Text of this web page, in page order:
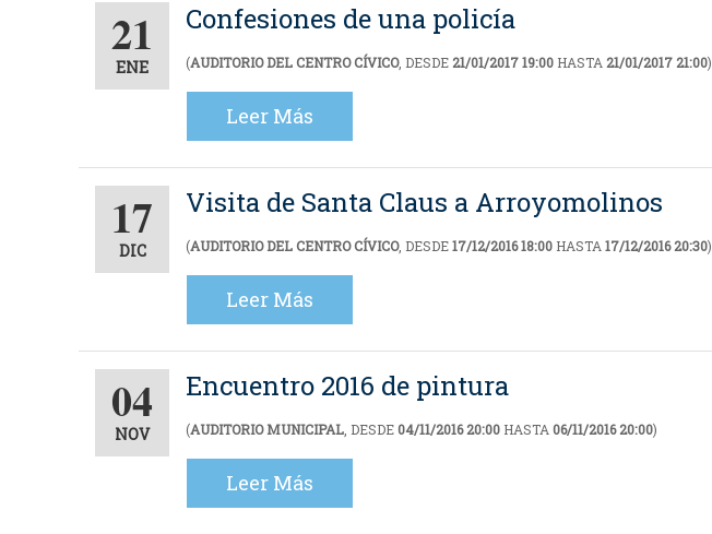
21
ENE
Confesiones de una policía
(AUDITORIO DEL CENTRO CÍVICO, DESDE 21/01/2017 19:00 HASTA 21/01/2017 21:00)
Leer Más
17
DIC
Visita de Santa Claus a Arroyomolinos
(AUDITORIO DEL CENTRO CÍVICO, DESDE17/12/2016 18:00 HASTA17/12/2016 20:30)
Leer Más
04
NOV
Encuentro 2016 de pintura
(AUDITORIO MUNICIPAL, DESDE04/11/2016 20:00 HASTA06/11/2016 20:00)
Leer Más